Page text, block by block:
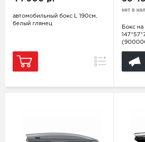
автомобильный бокс L 190см,
белый глянец
Сравнение
нет в
Бокс